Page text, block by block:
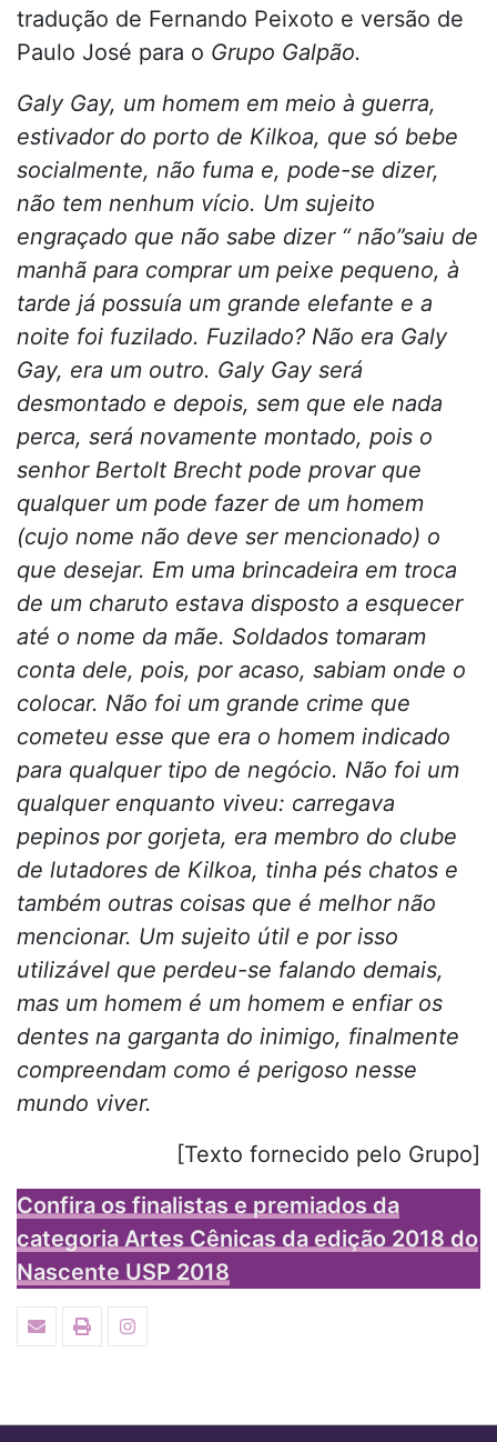
tradução de Fernando Peixoto e versão de
Paulo José para o Grupo Galpão.
Galy Gay, um homem em meio à guerra,
estivador do porto de Kilkoa, que só bebe
socialmente, não fuma e, pode-se dizer,
não tem nenhum vício. Um sujeito
engraçado que não sabe dizer “ não”saiu de
manhã para comprar um peixe pequeno, à
tarde já possuía um grande elefante e a
noite foi fuzilado. Fuzilado? Não era Galy
Gay, era um outro. Galy Gay será
desmontado e depois, sem que ele nada
perca, será novamente montado, pois o
senhor Bertolt Brecht pode provar que
qualquer um pode fazer de um homem
(cujo nome não deve ser mencionado) o
que desejar. Em uma brincadeira em troca
de um charuto estava disposto a esquecer
até o nome da mãe. Soldados tomaram
conta dele, pois, por acaso, sabiam onde o
colocar. Não foi um grande crime que
cometeu esse que era o homem indicado
para qualquer tipo de negócio. Não foi um
qualquer enquanto viveu: carregava
pepinos por gorjeta, era membro do clube
de lutadores de Kilkoa, tinha pés chatos e
também outras coisas que é melhor não
mencionar. Um sujeito útil e por isso
utilizável que perdeu-se falando demais,
mas um homem é um homem e enfiar os
dentes na garganta do inimigo, finalmente
compreendam como é perigoso nesse
mundo viver.
[Texto fornecido pelo Grupo]
Confira os finalistas e premiados da
categoria Artes Cênicas da edição 2018 do
Nascente USP 2018